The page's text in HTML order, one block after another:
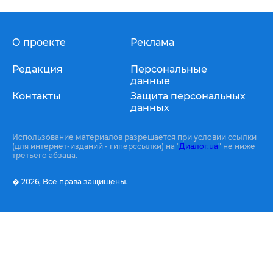
О проекте
Редакция
Контакты
Реклама
Персональные
данные
Защита персональных
данных
Использование материалов разрешается при условии ссылки
(для интернет-изданий - гиперссылки) на "Диалог.ua" не ниже
третьего абзаца.
� 2026, Все права защищены.